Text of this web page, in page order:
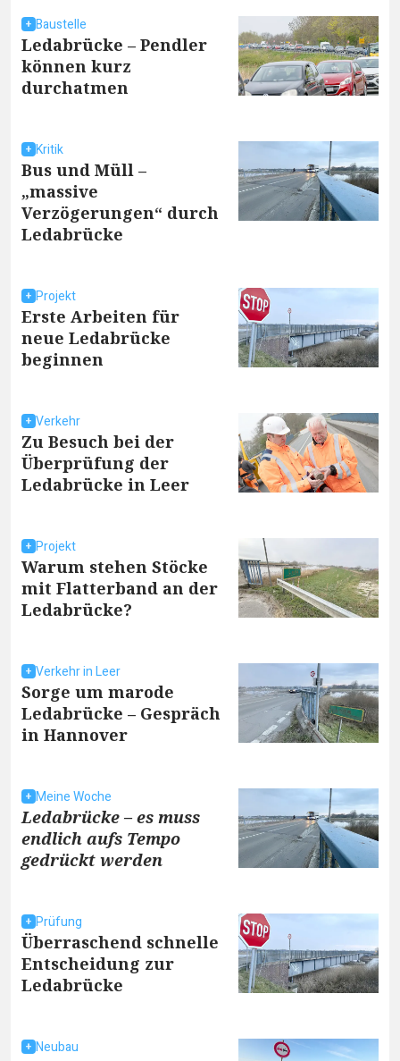
Baustelle
Ledabrücke – Pendler
können kurz
durchatmen
Kritik
Bus und Müll –
„massive
Verzögerungen“ durch
Ledabrücke
Projekt
Erste Arbeiten für
neue Ledabrücke
beginnen
Verkehr
Zu Besuch bei der
Überprüfung der
Ledabrücke in Leer
Projekt
Warum stehen Stöcke
mit Flatterband an der
Ledabrücke?
Verkehr in Leer
Sorge um marode
Ledabrücke – Gespräch
in Hannover
Meine Woche
Ledabrücke – es muss
endlich aufs Tempo
gedrückt werden
Prüfung
Überraschend schnelle
Entscheidung zur
Ledabrücke
Neubau